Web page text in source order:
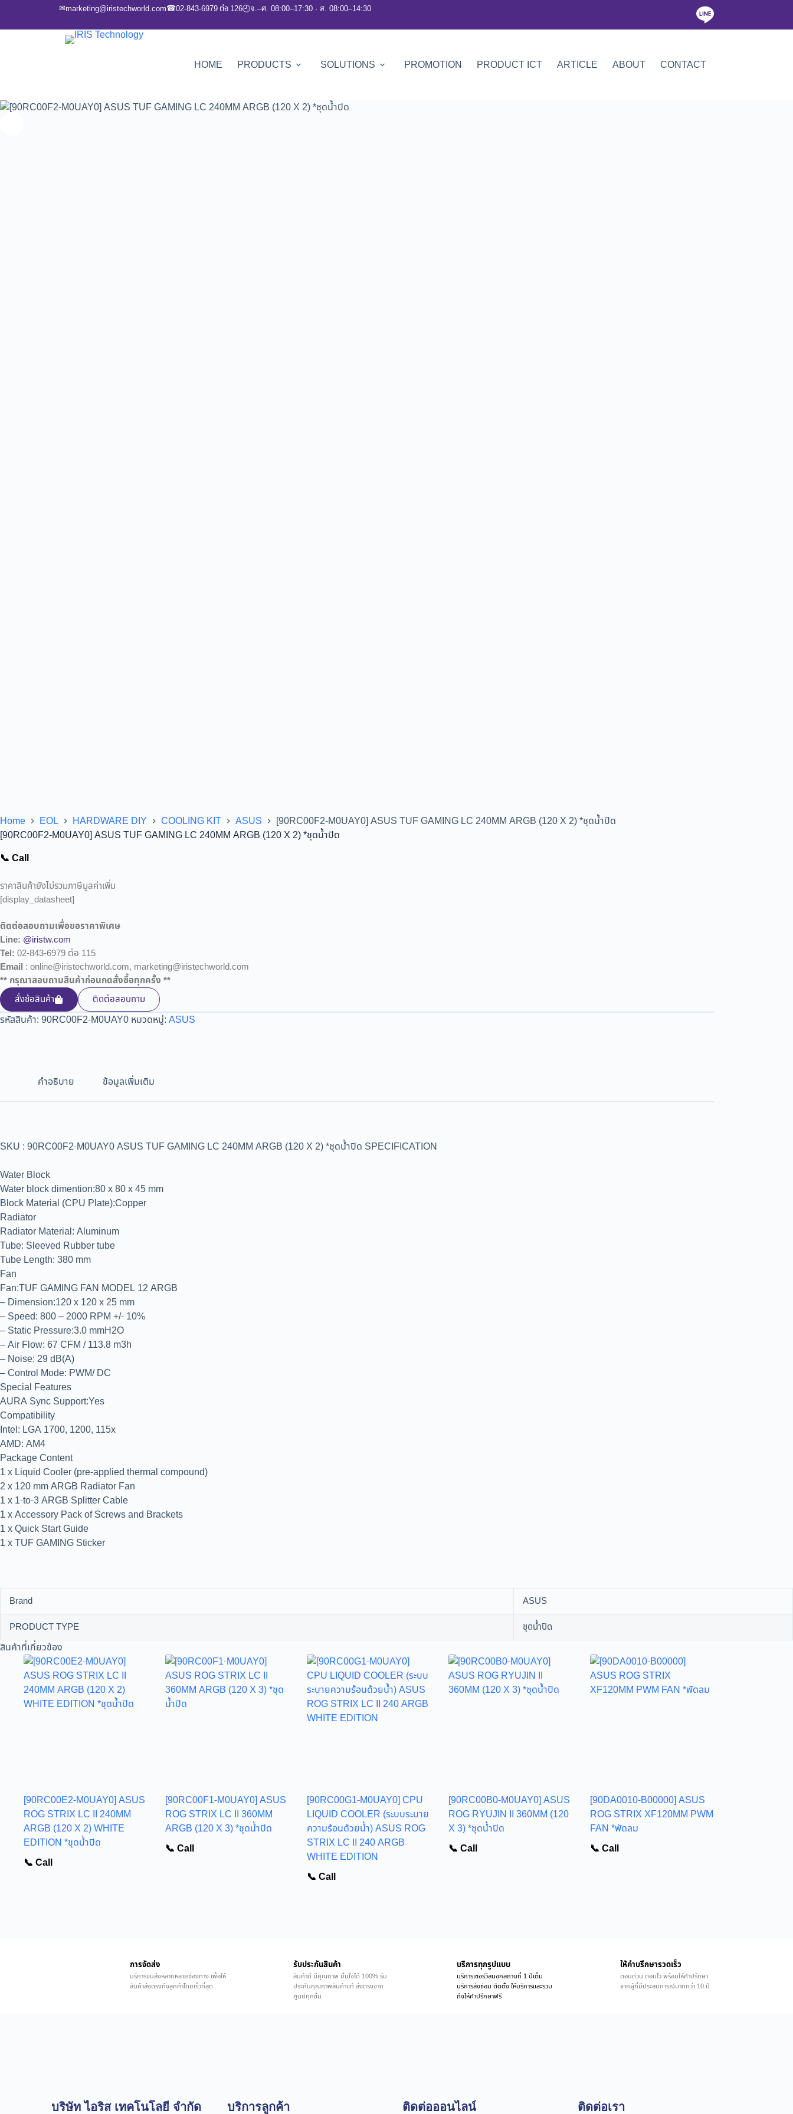
✉marketing@iristechworld.com☎02-843-6979 ต่อ 126🕘จ.–ศ. 08:00–17:30 · ส. 08:00–14:30
HOME PRODUCTS SOLUTIONS PROMOTION PRODUCT ICT ARTICLE ABOUT CONTACT
Home EOL HARDWARE DIY COOLING KIT ASUS
[90RC00F2-M0UAY0] ASUS TUF GAMING LC 240MM ARGB (120 X 2) *ชุดน้ำปิด
[90RC00F2-M0UAY0] ASUS TUF GAMING LC 240MM ARGB (120 X 2) *ชุดน้ำปิด
📞 Call
ราคาสินค้ายังไม่รวมภาษีมูลค่าเพิ่ม
[display_datasheet]
ติดต่อสอบถามเพื่อขอราคาพิเศษ
Line: @iristw.com
Tel: 02-843-6979 ต่อ 115
Email : online@iristechworld.com, marketing@iristechworld.com
** กรุณาสอบถามสินค้าก่อนกดสั่งซื้อทุกครั้ง **
สั่งซ้อสินค้า
ติดต่อสอบถาม
รหัสสินค้า: 90RC00F2-M0UAY0 หมวดหมู่: ASUS
คำอธิบาย ข้อมูลเพิ่มเติม
SKU : 90RC00F2-M0UAY0 ASUS TUF GAMING LC 240MM ARGB (120 X 2) *ชุดน้ำปิด SPECIFICATION
Water Block
Water block dimention:80 x 80 x 45 mm
Block Material (CPU Plate):Copper
Radiator
Radiator Material: Aluminum
Tube: Sleeved Rubber tube
Tube Length: 380 mm
Fan
Fan:TUF GAMING FAN MODEL 12 ARGB
– Dimension:120 x 120 x 25 mm
– Speed: 800 – 2000 RPM +/- 10%
– Static Pressure:3.0 mmH2O
– Air Flow: 67 CFM / 113.8 m3h
– Noise: 29 dB(A)
– Control Mode: PWM/ DC
Special Features
AURA Sync Support:Yes
Compatibility
Intel: LGA 1700, 1200, 115x
AMD: AM4
Package Content
1 x Liquid Cooler (pre-applied thermal compound)
2 x 120 mm ARGB Radiator Fan
1 x 1-to-3 ARGB Splitter Cable
1 x Accessory Pack of Screws and Brackets
1 x Quick Start Guide
1 x TUF GAMING Sticker
Brand
ASUS
PRODUCT TYPE
ชุดน้ำปิด
สินค้าที่เกี่ยวข้อง
[90RC00E2-M0UAY0] ASUS
ROG STRIX LC II 240MM
ARGB (120 X 2) WHITE
EDITION *ชุดน้ำปิด
📞 Call
[90RC00F1-M0UAY0] ASUS
ROG STRIX LC II 360MM
ARGB (120 X 3) *ชุดน้ำปิด
📞 Call
[90RC00G1-M0UAY0] CPU
LIQUID COOLER (ระบบระบาย
ความร้อนด้วยน้ำ) ASUS ROG
STRIX LC II 240 ARGB
WHITE EDITION
📞 Call
[90RC00B0-M0UAY0] ASUS
ROG RYUJIN II 360MM (120
X 3) *ชุดน้ำปิด
📞 Call
[90DA0010-B00000] ASUS
ROG STRIX XF120MM PWM
FAN *พัดลม
📞 Call
การจัดส่ง
บริการขนส่งหลากหลายช่องทาง เพื่อให้
สินค้าส่งตรงถึงลูกค้าโดยเร็วที่สุด
รับประกันสินค้า
สินค้าดี มีคุณภาพ มั่นใจได้ 100% รับ
ประกันคุณภาพสินค้าแท้ ส่งตรงจาก
ศูนย์ทุกชิ้น
บริการทุกรูปแบบ
บริการเซอร์วิสนอกสถานที่ 1 ปีเต็ม
บริการส่งซ่อม ติดตั้ง ให้บริการและรวม
ถึงให้คำปรึกษาฟรี
ให้คำบรึกษารวดเร็ว
ตอบด่วน ตอบไว พร้อมให้คำปรึกษา
จากผู้ที่มีประสบการณ์มากกว่า 10 ปี
บริษัท ไอริส เทคโนโลยี จำกัด บริการลูกค้า ติดต่อออนไลน์ ติดต่อเรา